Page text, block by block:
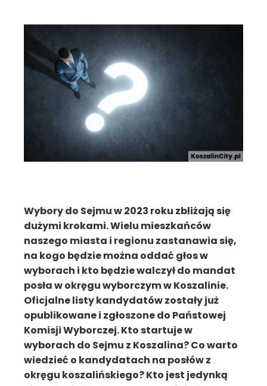
Wybory do Sejmu w 2023 roku zbliżają się
dużymi krokami. Wielu mieszkańców
naszego miasta i regionu zastanawia się,
na kogo będzie można oddać głos w
wyborach i kto będzie walczył do mandat
posła w okręgu wyborczym w Koszalinie.
Oficjalne listy kandydatów zostały już
opublikowane i zgłoszone do Państowej
Komisji Wyborczej. Kto startuje w
wyborach do Sejmu z Koszalina? Co warto
wiedzieć o kandydatach na posłów z
okręgu koszalińskiego? Kto jest jedynką